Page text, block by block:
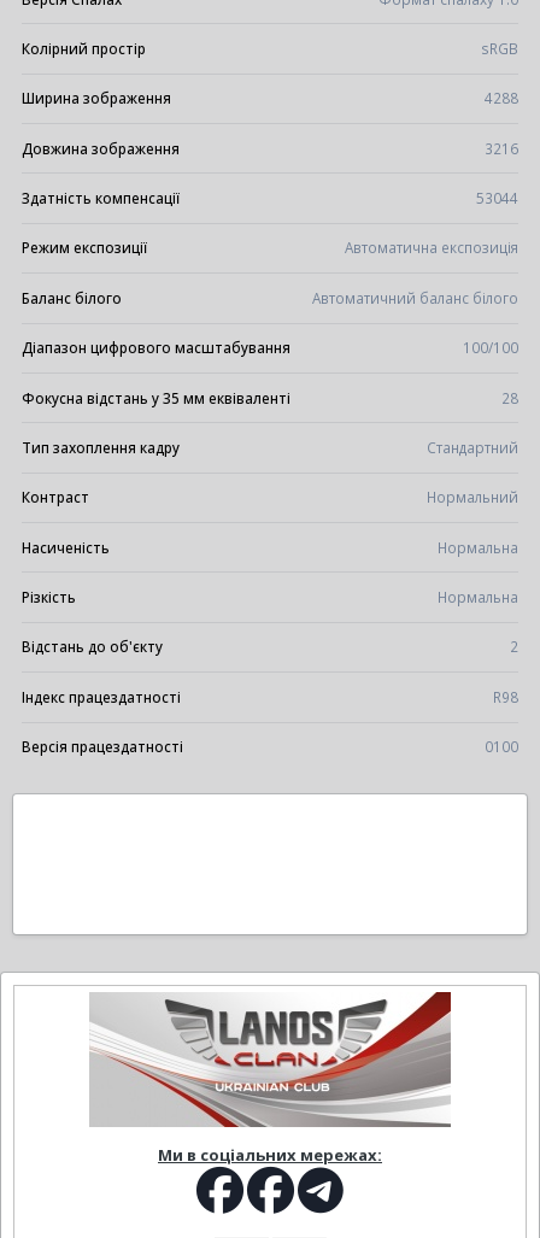
Колірний простір sRGB
Ширина зображення 4288
Довжина зображення 3216
Здатність компенсації 53044
Режим експозиції Автоматична експозиція
Баланс білого Автоматичний баланс білого
Діапазон цифрового масштабування 100/100
Фокусна відстань у 35 мм еквіваленті 28
Тип захоплення кадру Стандартний
Контраст Нормальний
Насиченість Нормальна
Різкість Нормальна
Відстань до об'єкту 2
Індекс працездатності R98
Версія працездатності 0100
Ми в соціальних мережах: